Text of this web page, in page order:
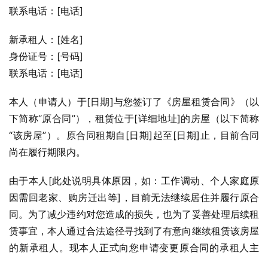
联系电话：[电话]
新承租人：[姓名]
身份证号：[号码]
联系电话：[电话]
本人（申请人）于[日期]与您签订了《房屋租赁合同》（以
下简称“原合同”），租赁位于[详细地址]的房屋（以下简称
“该房屋”）。原合同租期自[日期]起至[日期]止，目前合同
尚在履行期限内。
由于本人[此处说明具体原因，如：工作调动、个人家庭原
因需回老家、购房迁出等]，目前无法继续居住并履行原合
同。为了减少违约对您造成的损失，也为了妥善处理后续租
赁事宜，本人通过合法途径寻找到了有意向继续租赁该房屋
的新承租人。现本人正式向您申请变更原合同的承租人主